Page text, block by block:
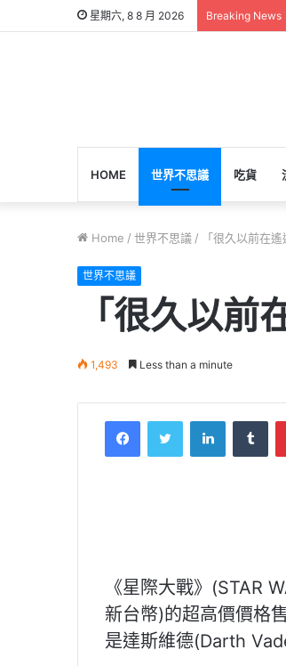
星期六, 8 8 月 2026 Breaking News
HOME 世界不思議 吃貨
Home / 世界不思議 / 「很久以前在
世界不思議
「很久以
1,493 Less than a minute
FacebookTwitter LinkedIn
《星際大戰》(STAR
新台幣)的超高價價格
是達斯維德(Darth